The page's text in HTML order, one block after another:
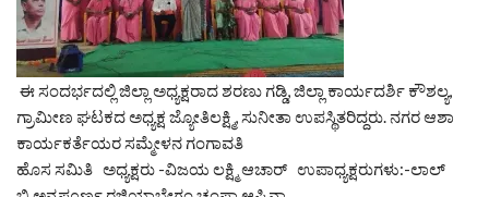
ಈ ಸಂದರ್ಭದಲ್ಲಿ ಜಿಲ್ಲಾ ಅಧ್ಯಕ್ಷರಾದ ಶರಣು ಗಡ್ಡಿ, ಜಿಲ್ಲಾ ಕಾರ್ಯದರ್ಶಿ ಕೌಶಲ್ಯ,
ಗ್ರಾಮೀಣ ಘಟಕದ ಅಧ್ಯಕ್ಷ ಜ್ಯೋತಿಲಕ್ಷ್ಮಿ, ಸುನೀತಾ ಉಪಸ್ಥಿತರಿದ್ದರು. ನಗರ ಆಶಾ
ಕಾರ್ಯಕರ್ತೆಯರ ಸಮ್ಮೇಳನ ಗಂಗಾವತಿ
ಹೊಸ ಸಮಿತಿ ಅಧ್ಯಕ್ಷರು -ವಿಜಯ ಲಕ್ಷ್ಮಿ ಆಚಾರ್ ಉಪಾಧ್ಯಕ್ಷರುಗಳು:-ಲಾಲ್